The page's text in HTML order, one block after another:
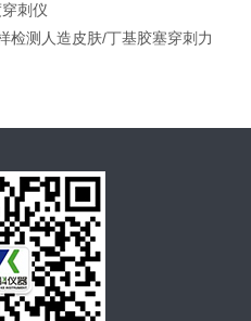
刺仪
检测人造皮肤/丁基胶塞穿刺力